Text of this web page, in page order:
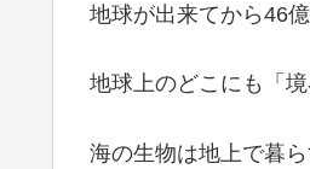
地球が出来てから46
地球上のどこにも「
海の生物は地上で暮